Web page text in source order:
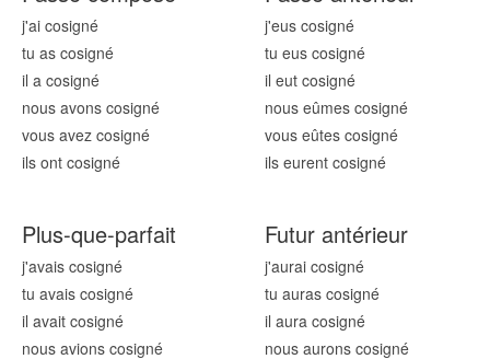
j'ai cosigné
tu as cosigné
il a cosigné
nous avons cosigné
vous avez cosigné
ils ont cosigné
j'eus cosigné
tu eus cosigné
il eut cosigné
nous eûmes cosigné
vous eûtes cosigné
ils eurent cosigné
Plus-que-parfait
j'avais cosigné
tu avais cosigné
il avait cosigné
nous avions cosigné
Futur antérieur
j'aurai cosigné
tu auras cosigné
il aura cosigné
nous aurons cosigné